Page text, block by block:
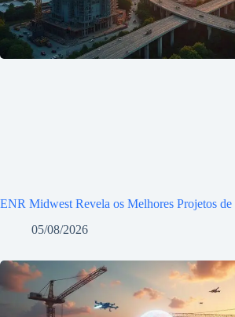
ENR Midwest Revela os Melhores Projetos de
05/08/2026